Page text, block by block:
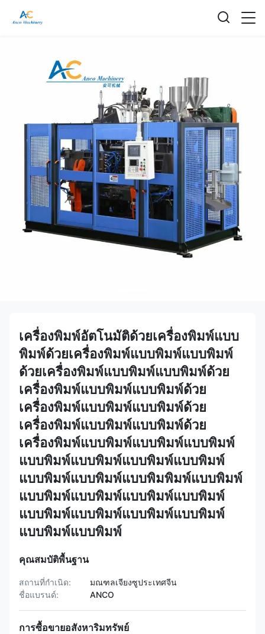
เครื่องพิมพ์อัตโนมัติด้วยเครื่องพิมพ์แบบ
พิมพ์ด้วยเครื่องพิมพ์แบบพิมพ์แบบพิมพ์
ด้วยเครื่องพิมพ์แบบพิมพ์แบบพิมพ์ด้วย
เครื่องพิมพ์แบบพิมพ์แบบพิมพ์ด้วย
เครื่องพิมพ์แบบพิมพ์แบบพิมพ์ด้วย
เครื่องพิมพ์แบบพิมพ์แบบพิมพ์ด้วย
เครื่องพิมพ์แบบพิมพ์แบบพิมพ์แบบพิมพ์
แบบพิมพ์แบบพิมพ์แบบพิมพ์แบบพิมพ์
แบบพิมพ์แบบพิมพ์แบบพิมพิมพ์แบบพิมพ์
แบบพิมพ์แบบพิมพ์แบบพิมพ์แบบพิมพ์
แบบพิมพ์แบบพิมพ์แบบพิมพ์แบบพิมพ์
แบบพิมพ์แบบพิมพ์
คุณสมบัติพื้นฐาน
สถานที่กำเนิด:
มณฑลเจียงซูประเทศจีน
ชื่อแบรนด์:
ANCO
การซื้อขายอสังหาริมทรัพย์